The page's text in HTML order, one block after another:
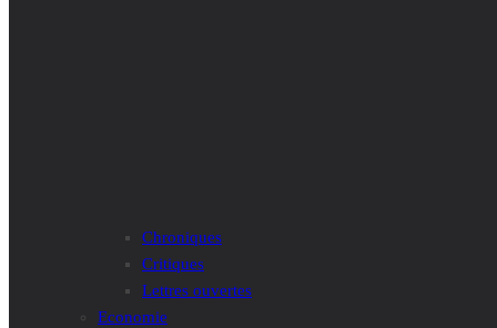
Chroniques
Critiques
Lettres ouvertes
Economie